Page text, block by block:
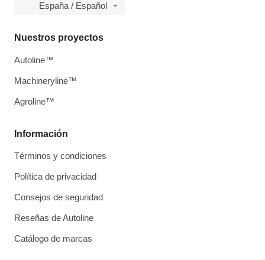
España / Español
Información
Términos y condiciones
Política de privacidad
Consejos de seguridad
Reseñas de Autoline
Catálogo de marcas
Nuestros proyectos
Autoline™
Machineryline™
Agroline™